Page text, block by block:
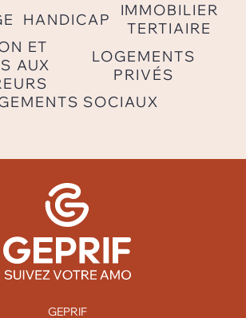
HANDICAP
IMMOBILIER
TERTIAIRE
ET
AUX
LOGEMENTS
PRIVÉS
SOCIAUX
GEPRIF